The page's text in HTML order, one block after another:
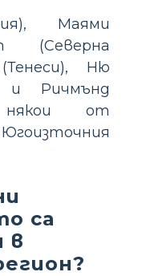
Маями
(Северна
Ню
и Ричмънд
от
са
в